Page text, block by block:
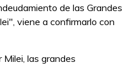
de las Grandes
viene a confirmarlo con
Milei, las grandes